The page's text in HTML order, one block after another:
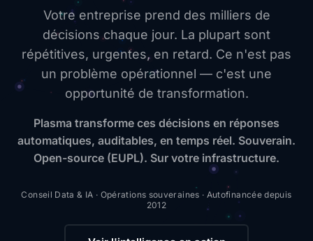
Votre entreprise prend des milliers de
décisions chaque jour. La plupart sont
répétitives, urgentes, en retard. Ce n'est pas
un problème opérationnel — c'est une
opportunité de transformation.
Plasma transforme ces décisions en réponses
automatiques, auditables, en temps réel. Souverain.
Open-source (EUPL). Sur votre infrastructure.
Conseil Data & IA · Opérations souveraines · Autofinancée depuis
2012